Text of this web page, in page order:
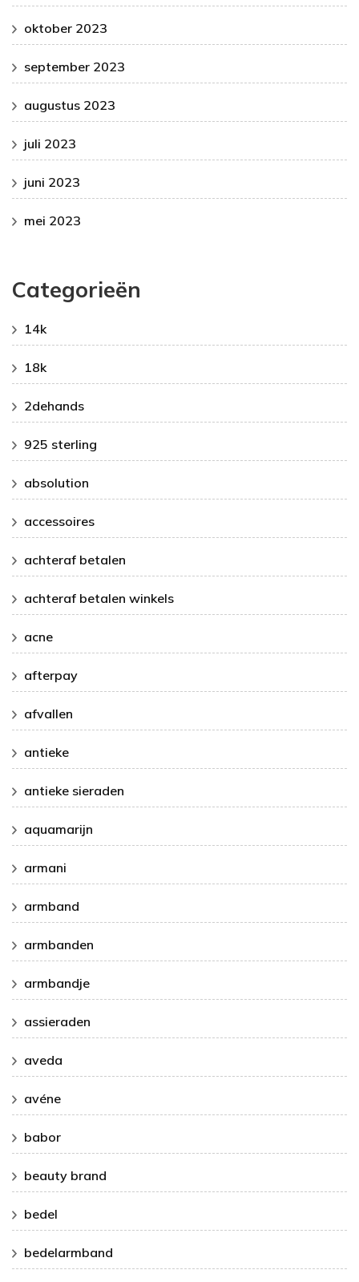
oktober 2023
september 2023
augustus 2023
juli 2023
juni 2023
mei 2023
Categorieën
14k
18k
2dehands
925 sterling
absolution
accessoires
achteraf betalen
achteraf betalen winkels
acne
afterpay
afvallen
antieke
antieke sieraden
aquamarijn
armani
armband
armbanden
armbandje
assieraden
aveda
avéne
babor
beauty brand
bedel
bedelarmband